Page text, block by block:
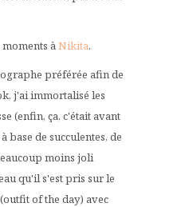
àNikita.
préférée afin de
j'ai immortalisé les
(enfin, ça, c'était avant
base de succulentes, de
moins joli
qu'il s'est pris sur le
of the day) avec